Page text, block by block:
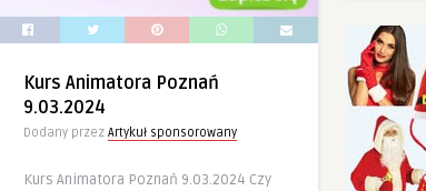
Kurs Animatora Poznań
9.03.2024
Dodany przez Artykuł sponsorowany
Kurs Animatora Poznań 9.03.2024 Czy